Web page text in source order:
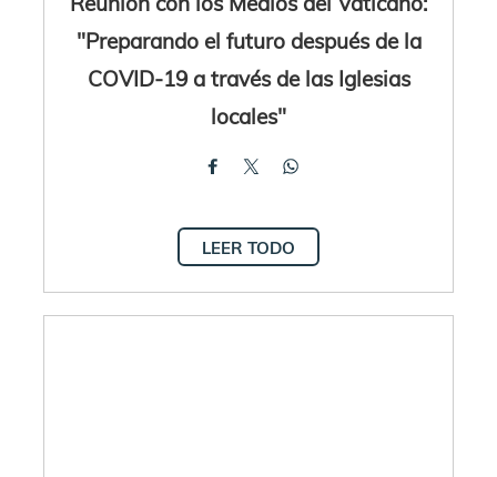
"Preparando el futuro después de la
COVID-19 a través de las Iglesias
locales"
LEER TODO